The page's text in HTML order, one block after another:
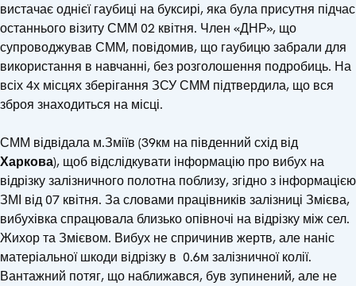
вистачає однієї гаубиці на буксирі, яка була присутня підчас
останнього візиту СММ 02 квітня. Член «ДНР», що
супроводжував СММ, повідомив, що гаубицю забрали для
використання в навчанні, без розголошення подробиць. На
всіх 4х місцях зберігання ЗСУ СММ підтвердила, що вся
зброя знаходиться на місці.
СММ відвідала м.Зміїв (39км на південний схід від
Харкова), щоб відслідкувати інформацію про вибух на
відрізку залізничного полотна поблизу, згідно з інформацією
ЗМІ від 07 квітня. За словами працівників залізниці Змієва,
вибухівка спрацювала близько опівночі на відрізку між сел.
Жихор та Змієвом. Вибух не спричинив жертв, але наніс
матеріальної шкоди відрізку в 0.6м залізничної колії.
Вантажний потяг, що наближався, був зупинений, але не